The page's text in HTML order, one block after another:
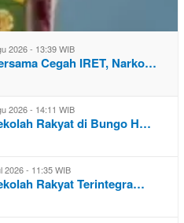
2026 - 13:39 WIB
Cegah IRET, Narko…
2026 - 14:11 WIB
Rakyat di Bungo H…
2026 - 11:35 WIB
Rakyat Terintegra…